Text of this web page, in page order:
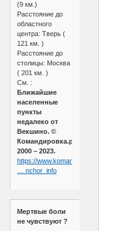
(9 км.)
Расстояние до
областного
центра: Тверь (
121 км. )
Расстояние до
столицы: Москва
( 201 км. )
См. :
Ближайшие
населенные
пункты
недалеко от
Векшино. ©
Командировка.ру,
2000 – 2023.
https://www.komandirovka.ru/
… nchor_info
Мертвые боли
не чувствуют ?